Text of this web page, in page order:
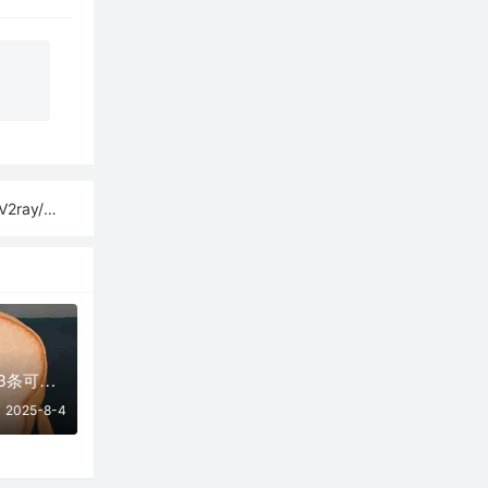
阅链接
08月04日更新：43条可用免费节点 | 2025年SSR/V2ray/Clash订阅链接
2025-8-4